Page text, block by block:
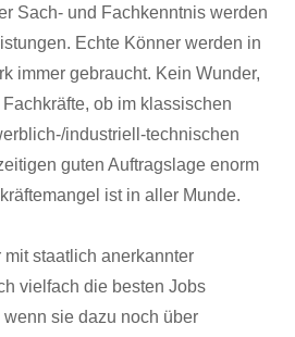
Sach- und Fachkenntnis werden
Echte Könner werden in
immer gebraucht. Kein Wunder,
ob im klassischen
industriell-technischen
guten Auftragslage enorm
ist in aller Munde.
staatlich anerkannter
vielfach die besten Jobs
sie dazu noch über